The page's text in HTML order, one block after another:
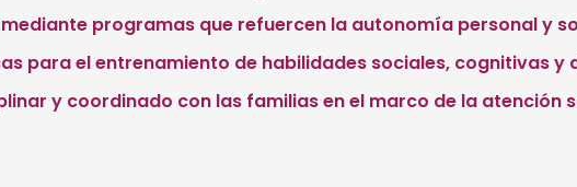
programas que refuercen la autonomía personal y
para el entrenamiento de habilidades sociales, cognitivas y
y coordinado con las familias en el marco de la atención